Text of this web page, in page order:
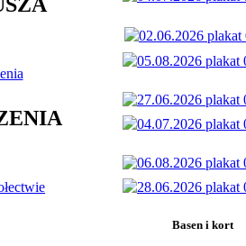
Basen i kort